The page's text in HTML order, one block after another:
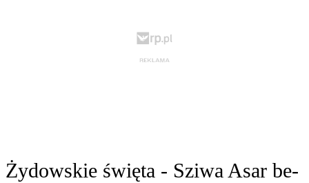
Żydowskie święta - Sziwa Asar be-